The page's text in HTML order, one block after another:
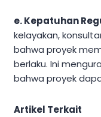
e. Kepatuhan
kelayakan,
bahwa proyek
berlaku. Ini
bahwa proyek
Artikel Terkait